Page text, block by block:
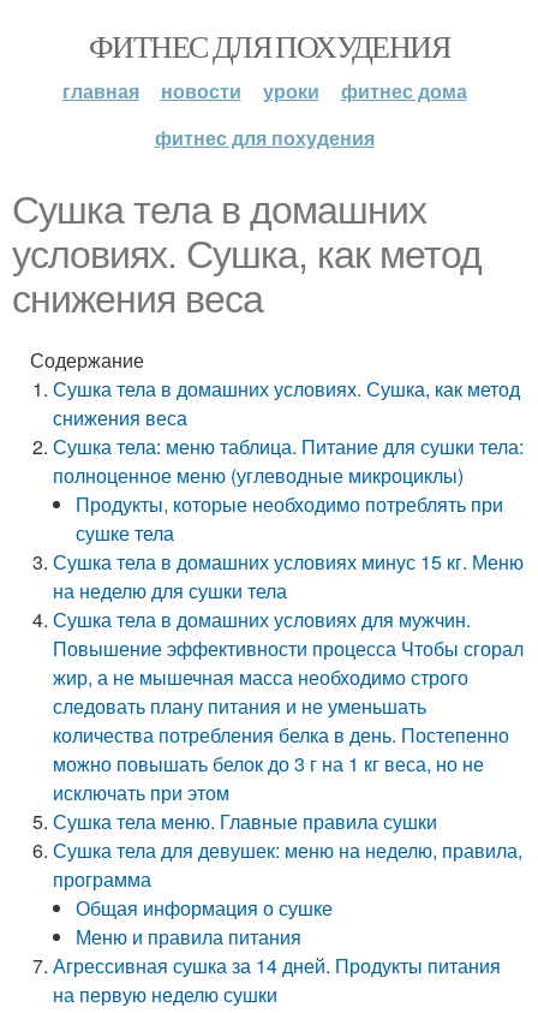
ФИТНЕС ДЛЯ ПОХУДЕНИЯ
главная новости уроки
фитнес дома
фитнес для похудения
Сушка тела в домашних
условиях. Сушка, как метод
снижения веса
Содержание
Сушка тела в домашних условиях. Сушка, как метод
снижения веса
Сушка тела: меню таблица. Питание для сушки тела:
полноценное меню (углеводные микроциклы)
Продукты, которые необходимо потреблять при
сушке тела
Сушка тела в домашних условиях минус 15 кг. Меню
на неделю для сушки тела
Сушка тела в домашних условиях для мужчин.
Повышение эффективности процесса Чтобы сгорал
жир, а не мышечная масса необходимо строго
следовать плану питания и не уменьшать
количества потребления белка в день. Постепенно
можно повышать белок до 3 г на 1 кг веса, но не
исключать при этом
Сушка тела меню. Главные правила сушки
Сушка тела для девушек: меню на неделю, правила,
программа
Общая информация о сушке
Меню и правила питания
Агрессивная сушка за 14 дней. Продукты питания
на первую неделю сушки